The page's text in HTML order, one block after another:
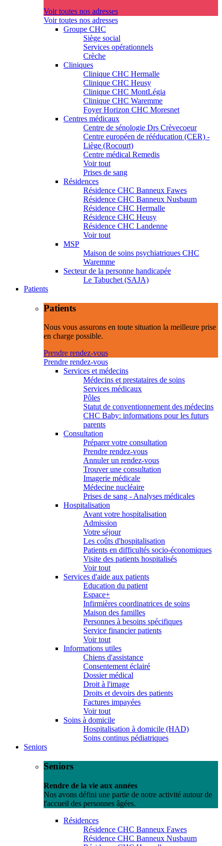
Voir toutes nos adresses
Voir toutes nos adresses
Groupe CHC
Siège social
Services opérationnels
Crèche
Cliniques
Clinique CHC Hermalle
Clinique CHC Heusy
Clinique CHC MontLégia
Clinique CHC Waremme
Foyer Horizon CHC Moresnet
Centres médicaux
Centre de sénologie Drs Crèvecoeur
Centre européen de rééducation (CER) -
Liège (Rocourt)
Centre médical Remedis
Voir tout
Prises de sang
Résidences
Résidence CHC Banneux Fawes
Résidence CHC Banneux Nusbaum
Résidence CHC Hermalle
Résidence CHC Heusy
Résidence CHC Landenne
Voir tout
MSP
Maison de soins psychiatriques CHC
Waremme
Secteur de la personne handicapée
Le Tabuchet (SAJA)
Patients
Patients
Nous vous assurons en toute situation la meilleure prise
en charge possible.
Prendre rendez-vous
Prendre rendez-vous
Services et médecins
Médecins et prestataires de soins
Services médicaux
Pôles
Statut de conventionnement des médecins
CHC Baby: informations pour les futurs
parents
Consultation
Préparer votre consultation
Prendre rendez-vous
Annuler un rendez-vous
Trouver une consultation
Imagerie médicale
Médecine nucléaire
Prises de sang - Analyses médicales
Hospitalisation
Avant votre hospitalisation
Admission
Votre séjour
Les coûts d'hospitalisation
Patients en difficultés socio-économiques
Visite des patients hospitalisés
Voir tout
Services d'aide aux patients
Education du patient
Espace+
Infirmières coordinatrices de soins
Maison des familles
Personnes à besoins spécifiques
Service financier patients
Voir tout
Informations utiles
Chiens d'assistance
Consentement éclairé
Dossier médical
Droit à l'image
Droits et devoirs des patients
Factures impayées
Voir tout
Soins à domicile
Hospitalisation à domicile (HAD)
Soins continus pédiatriques
Seniors
Seniors
Rendre de la vie aux années
Nos avons défini une partie de notre activité autour de
l'accueil des personnes âgées.
Résidences
Résidence CHC Banneux Fawes
Résidence CHC Banneux Nusbaum